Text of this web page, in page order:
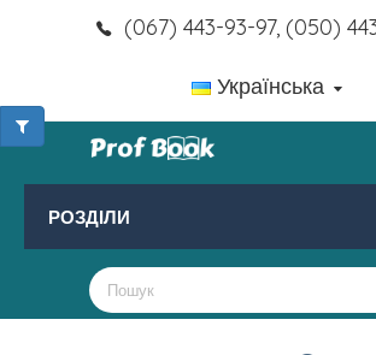
(067) 443-93-97, (050)
Українська
РОЗДІЛИ